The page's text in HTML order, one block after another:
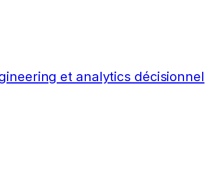
et analytics décisionnel